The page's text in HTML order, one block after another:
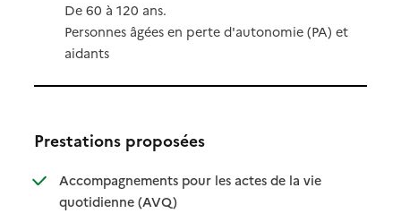
De 60 à 120 ans.
Personnes âgées en perte d'autonomie (PA) et
aidants
Prestations proposées
Accompagnements pour les actes de la vie
quotidienne (AVQ): disponible
: non disponible